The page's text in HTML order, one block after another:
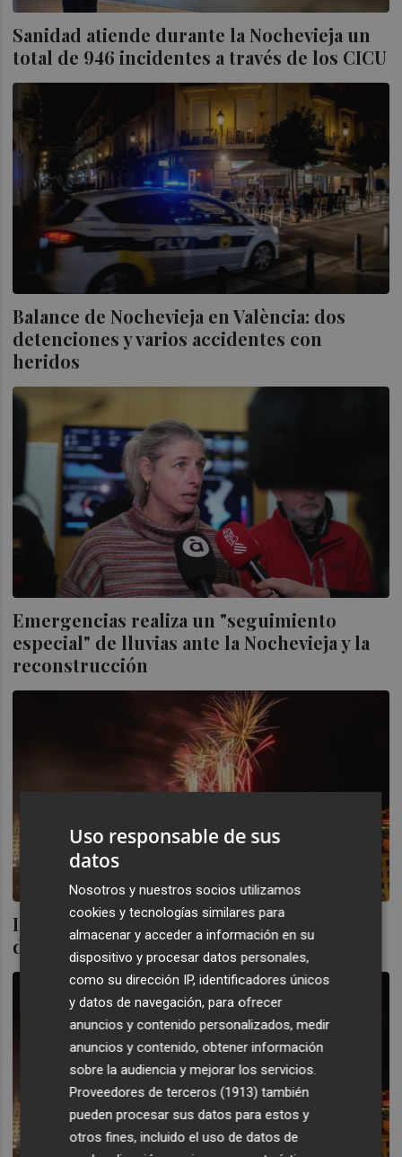
Sanidad atiende durante la Nochevieja un
total de 946 incidentes a través de los CICU
Balance de Nochevieja en València: dos
detenciones y varios accidentes con
heridos
Emergencias realiza un "seguimiento
especial" de lluvias ante la Nochevieja y la
reconstrucción
Interior autoriza 63 fiestas y celebraciones
de Nochevieja y Reyes en la Comunitat
Uso responsable de sus
datos
Nosotros y nuestros socios utilizamos
cookies y tecnologías similares para
almacenar y acceder a información en su
dispositivo y procesar datos personales,
como su dirección IP, identificadores únicos
y datos de navegación, para ofrecer
anuncios y contenido personalizados, medir
anuncios y contenido, obtener información
sobre la audiencia y mejorar los servicios.
Proveedores de terceros (1913) también
pueden procesar sus datos para estos y
otros fines, incluido el uso de datos de